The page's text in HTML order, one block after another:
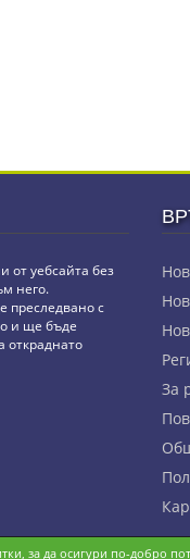
от уебсайта без
него.
преследвано с
и ще бъде
откраднато
За
за да осигури по-добро